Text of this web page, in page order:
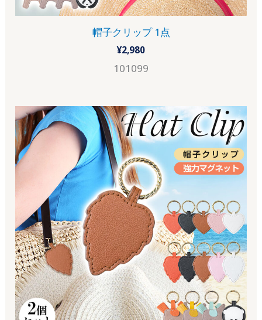
帽子クリップ 1点
¥2,980
101099